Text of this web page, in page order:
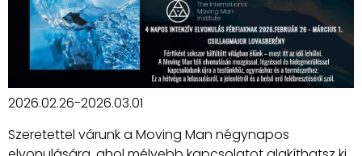
2026.02.26-2026.03.01
Szeretettel várunk a Moving Man négynapos